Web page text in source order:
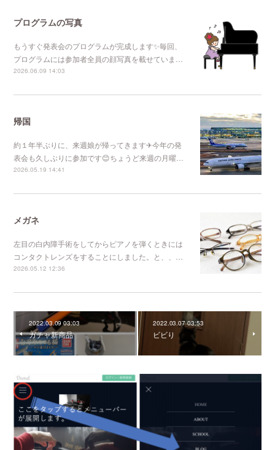
プログラムの写真
もうすぐ発表会のプログラムが完成します✨毎回、
プログラムには参加者全員の顔写真を載せていま…
2026.06.09 14:03
帰国
約１年半ぶりに、来週娘が帰ってきます✈今年の発
表会も久しぶりに参加です😊ちょうど来週の月曜…
2026.05.19 14:41
メガネ
左目の白内障手術をしてからピアノを弾くときには
コンタクトレンズをすることにしました。と、、…
2026.05.12 12:36
2022.03.09 03:03
ガチャ新商品
2022.03.07 03:53
ビビり